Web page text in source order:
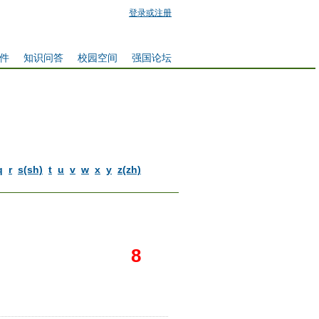
登录或注册
强国论坛
校园空间
知识问答
r s(sh) t u v w x y z(zh)
8